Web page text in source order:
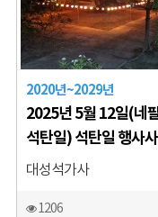
2020년~2029년
2025년 5월 12일(네
석탄일) 석탄일 행사
대성석가사
1206